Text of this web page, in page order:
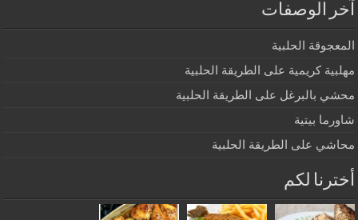
آخر الوصفات
المعجوقة الحلبية
مهلبية كريمية على الطريقة الحلبية
محشي بالبرغل على الطريقة الحلبية
شاورما بيتية
محاشي على الطريقة الحلبية
أخترنا لكم